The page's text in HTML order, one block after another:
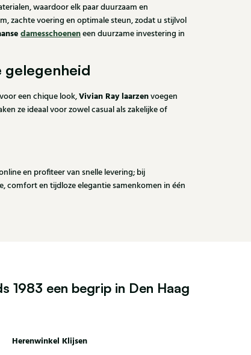
waardoor elk paar duurzaam en
zachte voering en optimale steun, zodat u stijlvol
damesschoeneneen duurzame investering in
gelegenheid
voor een chique look,Vivian Ray laarzenvoegen
ze ideaal voor zowel casual als zakelijke of
en profiteer van snelle levering; bij
comfort en tijdloze elegantie samenkomen in één
1983 een begrip in Den Haag
Herenwinkel Klijsen